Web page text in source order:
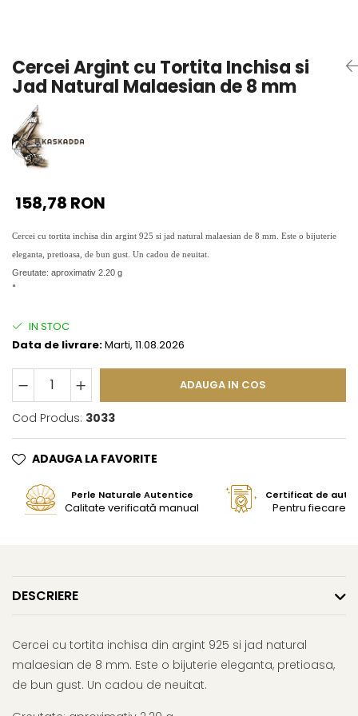
Pandantive cu Perle
Brose cu Perle
Cercei Argint cu Tortita Inchisa si
Jad Natural Malaesian de 8 mm
158,78 RON
Cercei cu tortita inchisa din argint 925 si jad natural malaesian de 8 mm. Este o bijuterie
eleganta, pretioasa, de bun gust. Un cadou de neuitat.
Greutate: aproximativ 2.20 g
"
IN STOC
Data de livrare:Marti, 11.08.2026
ADAUGA IN COS
Cod Produs: 3033
ADAUGA LA FAVORITE
Perle Naturale Autentice
Calitate verificată manual
Certificat de
Pentru fiecare
DESCRIERE
Cercei cu tortita inchisa din argint 925 si jad natural
malaesian de 8 mm. Este o bijuterie eleganta, pretioasa,
de bun gust. Un cadou de neuitat.